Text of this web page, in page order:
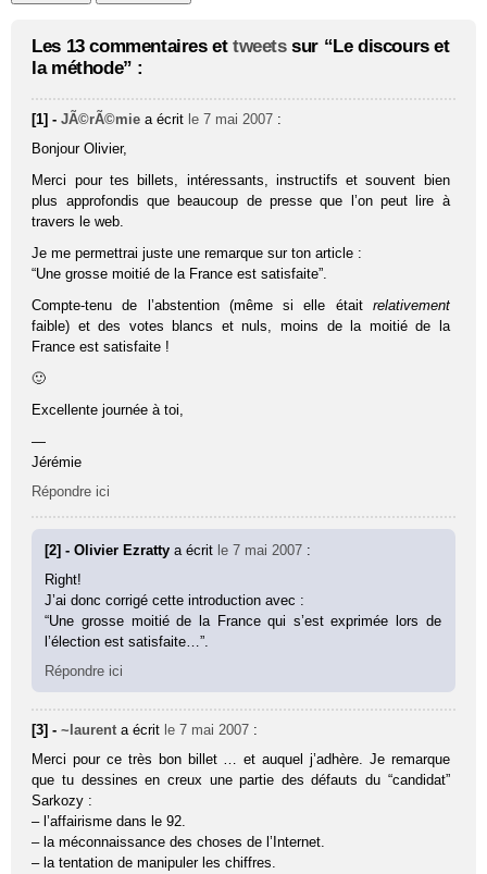
Les 13 commentaires et tweetssur “Le discours et
la méthode” :
[1] -JÃ©rÃ©mie a écrit le 7 mai 2007 :
Bonjour Olivier,
Merci pour tes billets, intéressants, instructifs et souvent bien
plus approfondis que beaucoup de presse que l’on peut lire à
travers le web.
Je me permettrai juste une remarque sur ton article :
“Une grosse moitié de la France est satisfaite”.
Compte-tenu de l’abstention (même si elle était relativement
faible) et des votes blancs et nuls, moins de la moitié de la
France est satisfaite !
🙂
Excellente journée à toi,
—
Jérémie
Répondre ici
[2] - Olivier Ezrattya écrit le 7 mai 2007 :
Right!
J’ai donc corrigé cette introduction avec :
“Une grosse moitié de la France qui s’est exprimée lors de
l’élection est satisfaite…”.
Répondre ici
[3] -~laurent a écrit le 7 mai 2007 :
Merci pour ce très bon billet … et auquel j’adhère. Je remarque
que tu dessines en creux une partie des défauts du “candidat”
Sarkozy :
– l’affairisme dans le 92.
– la méconnaissance des choses de l’Internet.
– la tentation de manipuler les chiffres.